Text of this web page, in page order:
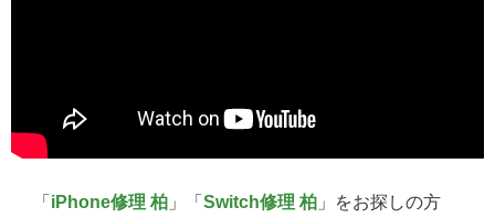
「 iPhone修理 柏 」「 Switch修理 柏 」をお探しの方